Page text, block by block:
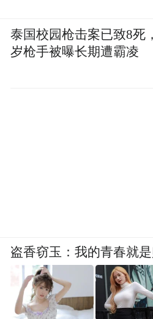
泰国校园枪击案已致8死
岁枪手被曝长期遭霸凌
盗香窃玉：我的青春就